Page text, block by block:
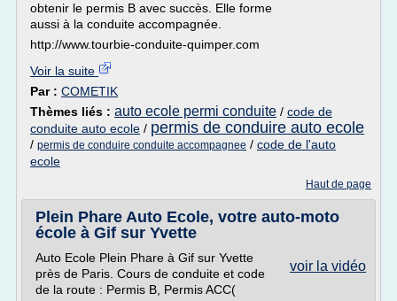
obtenir le permis B avec succès. Elle forme
aussi à la conduite accompagnée.
http://www.tourbie-conduite-quimper.com
Voir la suite
Par : COMETIK
Thèmes liés : auto ecole permi conduite / code de
conduite auto ecole / permis de conduire auto ecole
/ permis de conduire conduite accompagnee / code de l'auto
ecole
Haut de page
Plein Phare Auto Ecole, votre auto-moto
école à Gif sur Yvette
voir la vidéo
Auto Ecole Plein Phare à Gif sur Yvette
près de Paris. Cours de conduite et code
de la route : Permis B, Permis ACC(